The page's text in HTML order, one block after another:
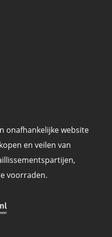
onafhankelijke website
en veilen van
,
voorraden.